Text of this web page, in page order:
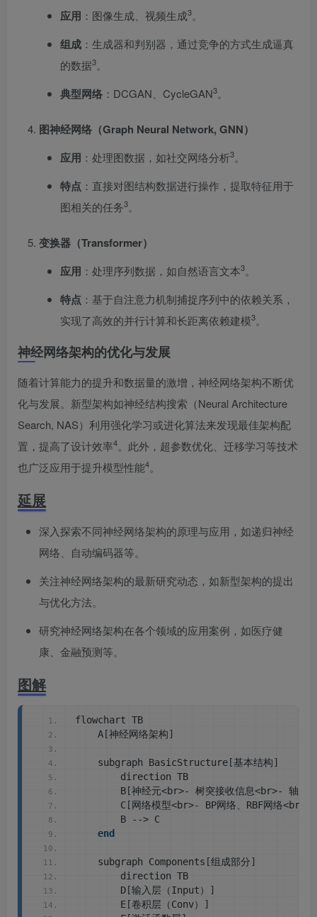
应用 ：图像生成、视频生成3。
组成 ：生成器和判别器，通过竞争的方式生成逼真
的数据3。
典型网络 ：DCGAN、CycleGAN3。
图神经网络（Graph Neural Network, GNN）
应用 ：处理图数据，如社交网络分析3。
特点 ：直接对图结构数据进行操作，提取特征用于
图相关的任务3。
变换器（Transformer）
应用 ：处理序列数据，如自然语言文本3。
特点 ：基于自注意力机制捕捉序列中的依赖关系，
实现了高效的并行计算和长距离依赖建模3。
神经网络架构的优化与发展
随着计算能力的提升和数据量的激增，神经网络架构不断优
化与发展。新型架构如神经结构搜索（Neural Architecture
Search, NAS）利用强化学习或进化算法来发现最佳架构配
置，提高了设计效率4。此外，超参数优化、迁移学习等技术
也广泛应用于提升模型性能4。
延展
深入探索不同神经网络架构的原理与应用，如递归神经
网络、自动编码器等。
关注神经网络架构的最新研究动态，如新型架构的提出
与优化方法。
研究神经网络架构在各个领域的应用案例，如医疗健
康、金融预测等。
图解
flowchart TB
    A
[神经网络架构]
    subgraph BasicStructure
[基本结构]
        direction TB
        B
[神经元<br>- 树突接收信息<br>- 轴突
        C
[ 网络模型<br>- BP网络、RBF网络<br
        B --
> C
end
    subgraph Components
[组成部分]
        direction TB
        D
[输入层（Input）
]
        E
[卷积层（Conv）
]